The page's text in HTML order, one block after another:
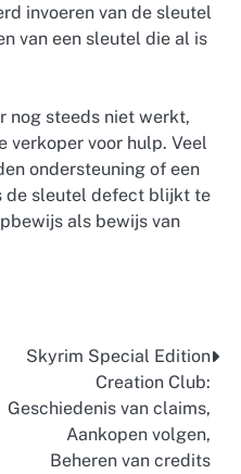
invoeren van de sleutel
van een sleutel die al is
nog steeds niet werkt,
verkoper voor hulp. Veel
ondersteuning of een
de sleutel defect blijkt te
als bewijs van
Skyrim Special Edition
Creation Club:
Geschiedenis van claims,
Aankopen volgen,
Beheren van credits